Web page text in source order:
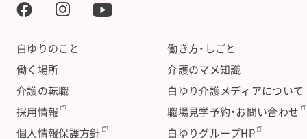
白ゆりのこと
働き方・しごと
働く場所
介護のマメ知識
介護の転職
白ゆり介護メディアについて
採用情報
職場見学予約・お問い合わせ
個人情報保護方針
白ゆりグループHP